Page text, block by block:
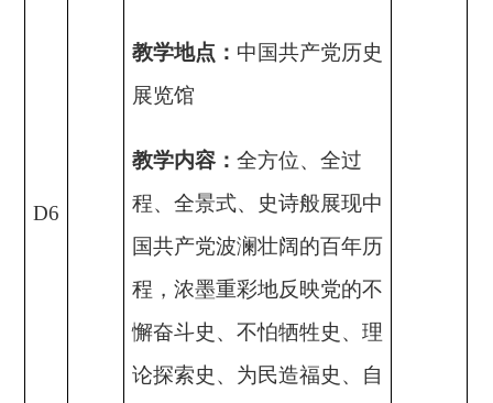
D6
教学地点： 中国共产党历史
展览馆
教学内容：全方位、全过
程、全景式、史诗般展现中
国共产党波澜壮阔的百年历
程，浓墨重彩地反映党的不
懈奋斗史、不怕牺牲史、理
论探索史、为民造福史、自